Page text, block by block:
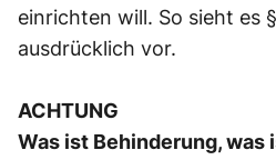
einrichten will. So sieht es
ausdrücklich vor.
ACHTUNG
Was ist Behinderung, was